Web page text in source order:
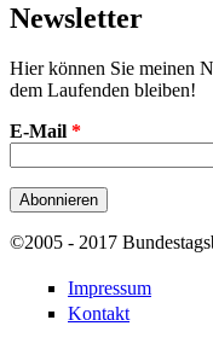
Newsletter
Hier können Sie meinen
dem Laufenden bleiben!
E-Mail *
©2005 - 2017
Impressum
Kontakt